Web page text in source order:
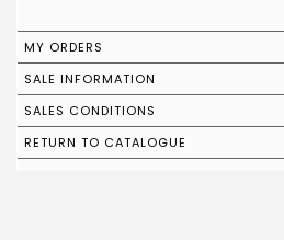
MY ORDERS
SALE INFORMATION
SALES CONDITIONS
RETURN TO CATALOGUE